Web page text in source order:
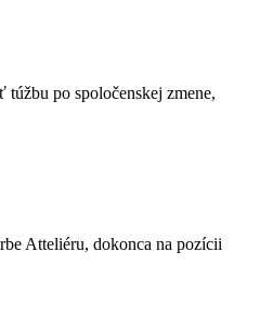
po spoločenskej zmene,
Atteliéru, dokonca na pozícii